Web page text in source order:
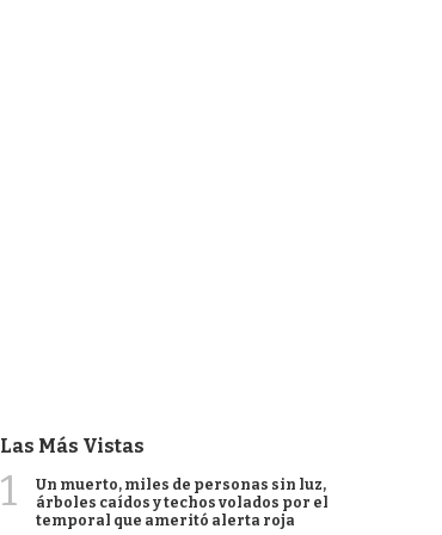
Las Más Vistas
1
Un muerto, miles de personas sin luz,
árboles caídos y techos volados por el
temporal que ameritó alerta roja